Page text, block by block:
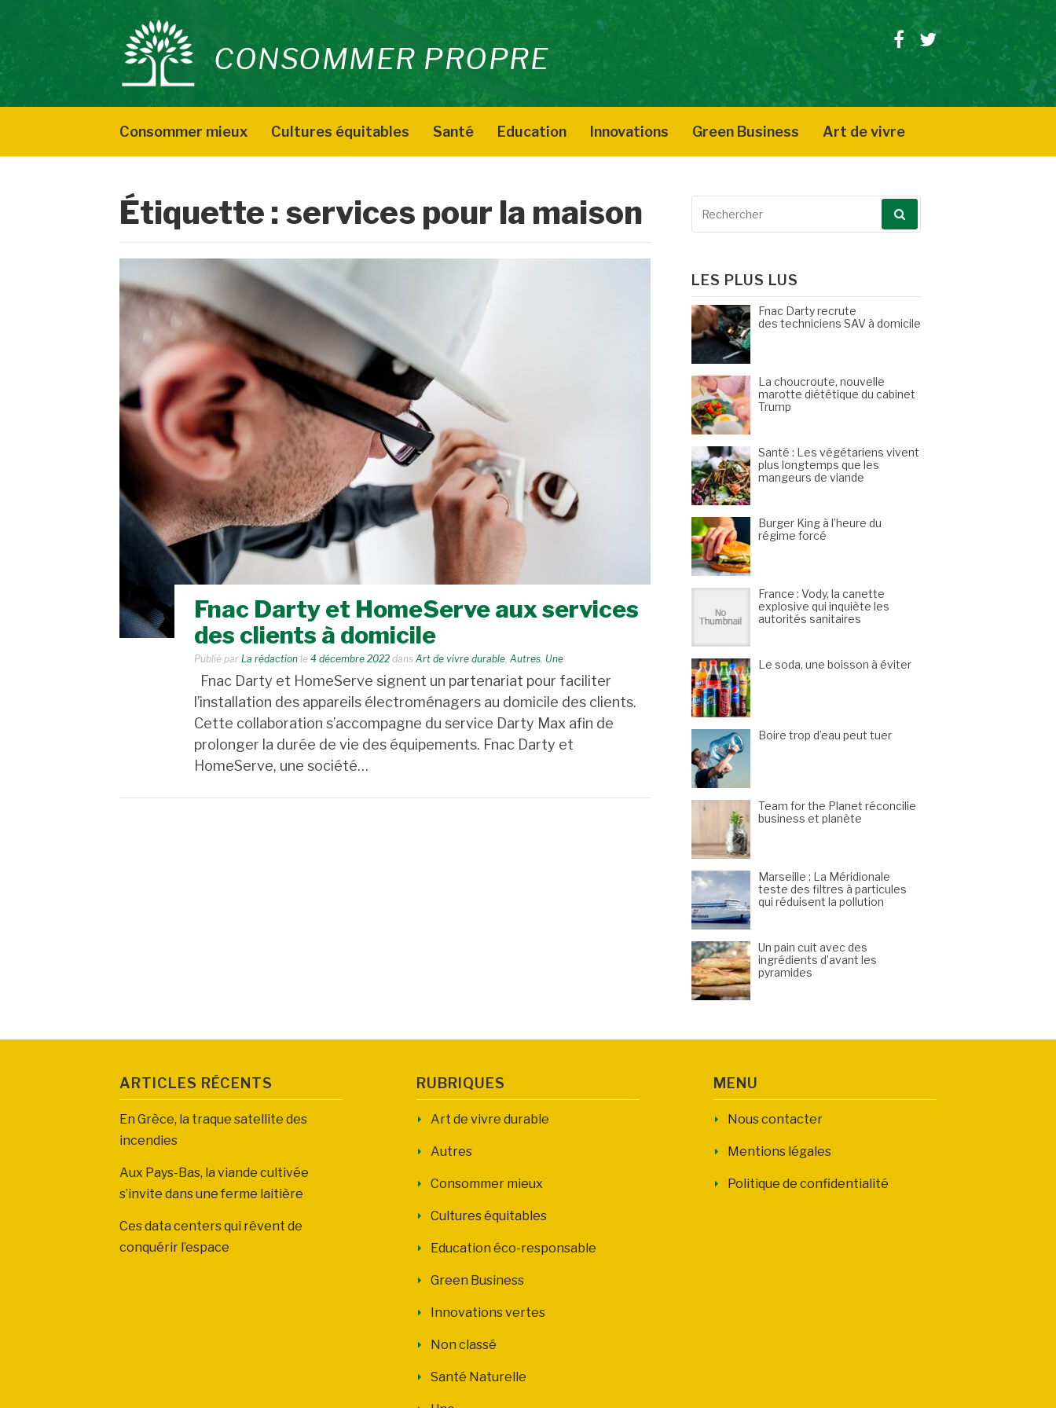
contenu
CONSOMMER PROPRE
Facebook
Twitter
Consommer mieux Cultures équitables Santé Education Innovations Green Business Art de vivre
Étiquette : services pour la maison
Fnac Darty et HomeServe aux services
des clients à domicile
Publié par La rédaction le 4 décembre 2022 dans Art de vivre durable, Autres, Une
Fnac Darty et HomeServe signent un partenariat pour faciliter
l’installation des appareils électroménagers au domicile des clients.
Cette collaboration s’accompagne du service Darty Max afin de
prolonger la durée de vie des équipements. Fnac Darty et
HomeServe, une société…
LES PLUS LUS
Fnac Darty recrute
des techniciens SAV à domicile
La choucroute, nouvelle
marotte diététique du cabinet
Trump
Santé : Les végétariens vivent
plus longtemps que les
mangeurs de viande
Burger King à l’heure du
régime forcé
France : Vody, la canette
explosive qui inquiète les
autorités sanitaires
Le soda, une boisson à éviter
Boire trop d’eau peut tuer
Team for the Planet réconcilie
business et planète
Marseille : La Méridionale
teste des filtres à particules
qui réduisent la pollution
Un pain cuit avec des
ingrédients d’avant les
pyramides
ARTICLES RÉCENTS
En Grèce, la traque satellite des
incendies
Aux Pays-Bas, la viande cultivée
s’invite dans une ferme laitière
Ces data centers qui rêvent de
conquérir l’espace
RUBRIQUES
Art de vivre durable
Autres
Consommer mieux
Cultures équitables
Education éco-responsable
Green Business
Innovations vertes
Non classé
Santé Naturelle
MENU
Nous contacter
Mentions légales
Politique de confidentialité